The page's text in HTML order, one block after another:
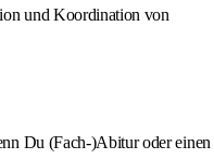
und Koordination von
Du (Fach-)Abitur oder einen